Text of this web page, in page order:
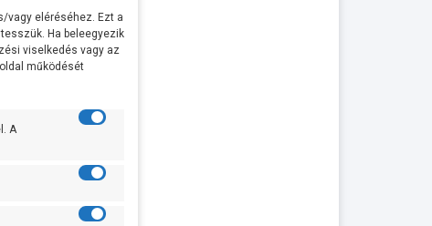
vagy eléréséhez. Ezt a
Ha beleegyezik
viselkedés vagy az
működését
A